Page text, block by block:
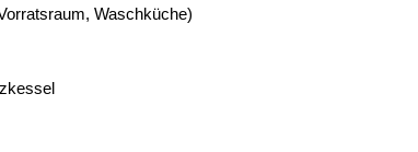
Waschküche)